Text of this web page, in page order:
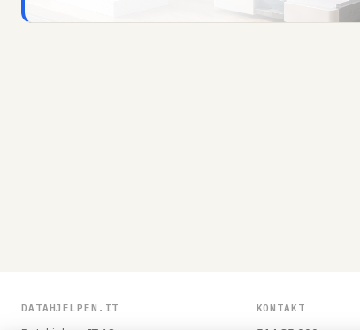
DATAHJELPEN.IT KONTAKT